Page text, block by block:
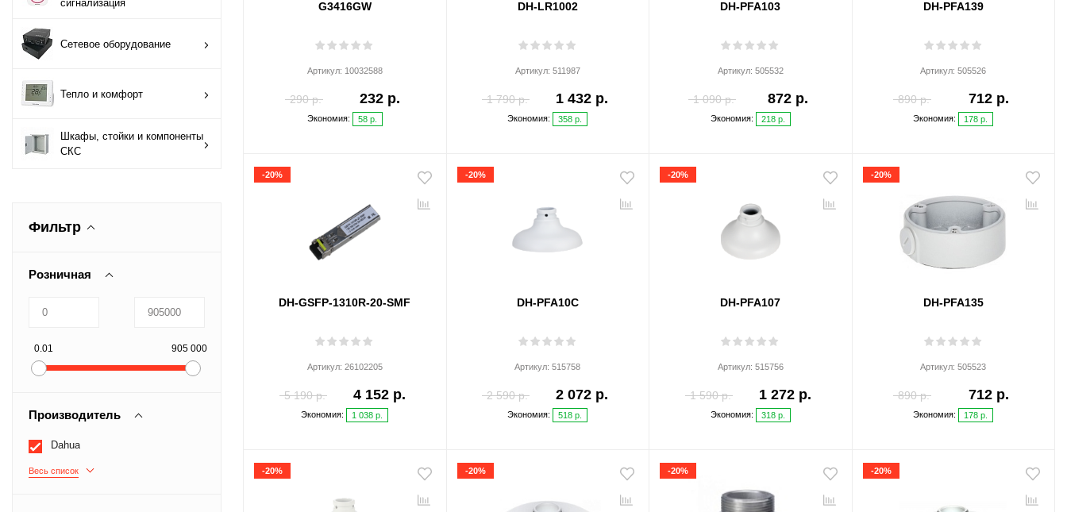
оборудование
компоненты СКС
сигнализация
Сетевое оборудование
Тепло и комфорт
Шкафы, стойки и компоненты
СКС
Фильтр
Розничная
0.01 905 000
Производитель
ATEC
Dahua
Весь список
G3416GW
Артикул: 10032588
290 р. 232 р.
Экономия: 58 р.
DH-LR1002
Артикул: 511987
1 790 р. 1 432 р.
Экономия: 358 р.
DH-PFA103
Артикул: 505532
1 090 р. 872 р.
Экономия: 218 р.
DH-PFA139
Артикул:505526
890 р. 712 р.
Экономия: 178 р.
-20%
DH-GSFP-1310R-20-SMF
Артикул: 26102205
5 190 р. 4 152 р.
Экономия: 1 038 р.
-20%
DH-PFA10C
Артикул:515758
2 590 р. 2 072 р.
Экономия: 518 р.
-20%
DH-PFA107
Артикул: 515756
1 590 р. 1 272 р.
Экономия: 318 р.
-20%
DH-PFA135
Артикул:505523
890 р. 712 р.
Экономия: 178 р.
-20% -20% -20% -20%